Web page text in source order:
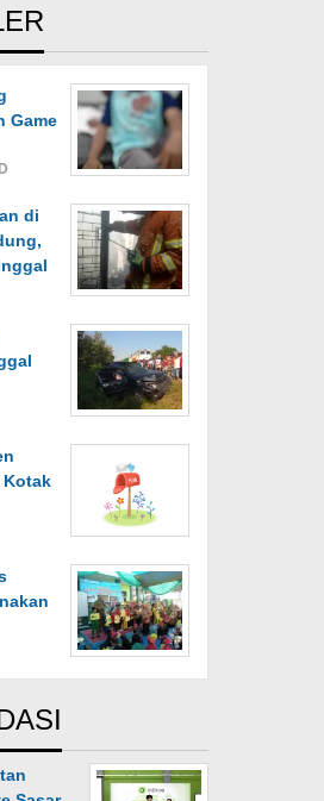
Game
di
Kotak